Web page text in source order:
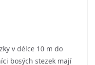
v délce 10 m do
bosých stezek mají